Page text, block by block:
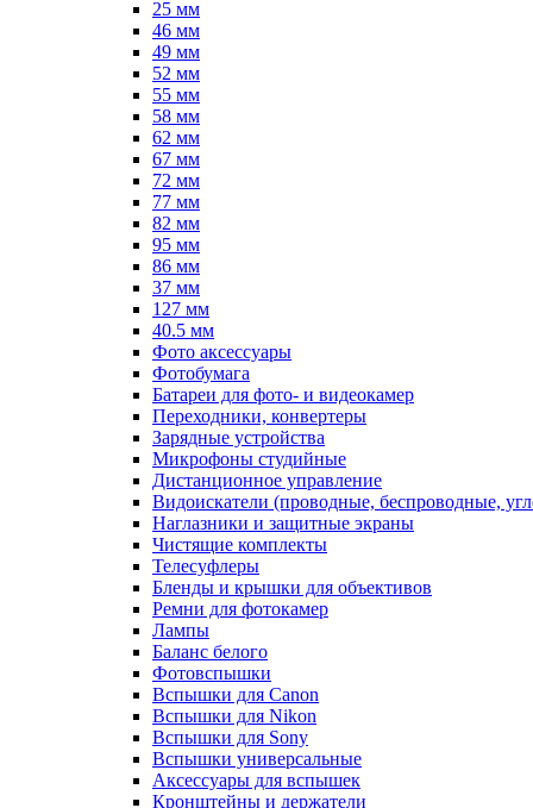
25 мм
46 мм
49 мм
52 мм
55 мм
58 мм
62 мм
67 мм
72 мм
77 мм
82 мм
95 мм
86 мм
37 мм
127 мм
40.5 мм
Фото аксессуары
Фотобумага
Батареи для фото- и видеокамер
Переходники, конвертеры
Зарядные устройства
Микрофоны студийные
Дистанционное управление
Видоискатели (проводные, беспроводные,
Наглазники и защитные экраны
Чистящие комплекты
Телесуфлеры
Бленды и крышки для объективов
Ремни для фотокамер
Лампы
Баланс белого
Фотовспышки
Вспышки для Canon
Вспышки для Nikon
Вспышки для Sony
Вспышки универсальные
Аксесcуары для вспышек
Кронштейны и держатели